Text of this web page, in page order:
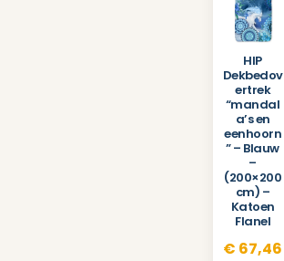
HIP
Dekbedov
ertrek
“mandal
a’s en
eenhoorn
” – Blauw
–
(200×200
cm) –
Katoen
Flanel
€ 67,46